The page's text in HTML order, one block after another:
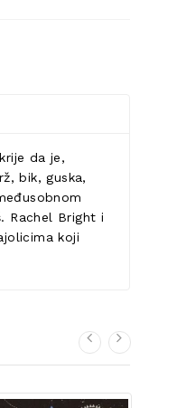
da je,
bik, guska,
Rachel Bright i
koji